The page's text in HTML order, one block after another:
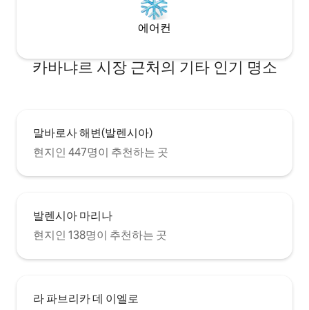
está completamente equipado, con los
electrodomésticos necesarios para
garantizar una estancia cómoda y
básicos (sombrilla, raquetas de playa y
dos sillas) para que disfrutes al máximo
un confort óptimo. Aislado
térmicamente y acústicamente, para
garantizar su tranquilidad.
에어컨
카바냐르 시장 근처의 기타 인기 명소
말바로사 해변(발렌시아)
현지인 447명이 추천하는 곳
발렌시아 마리나
현지인 138명이 추천하는 곳
라 파브리카 데 이엘로